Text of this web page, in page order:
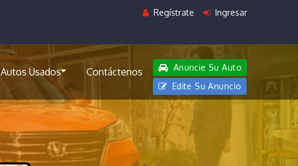
Regístrate Ingresar
Autos Usados Contáctenos
Anuncie Su Auto
Edite Su Anuncio